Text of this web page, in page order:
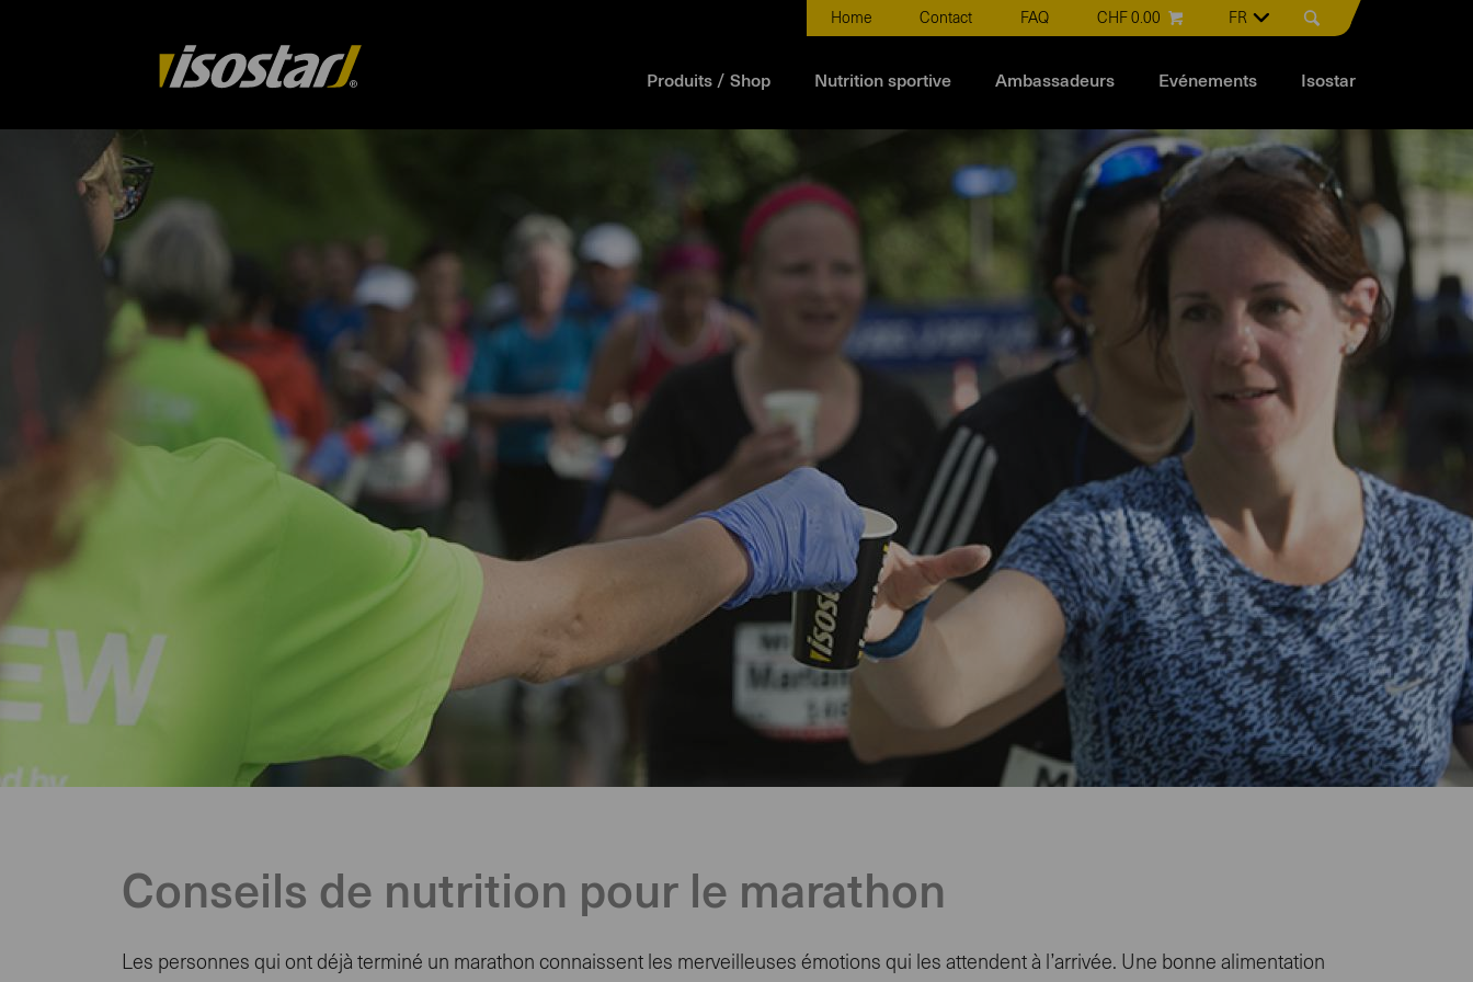
Home Contact FAQ CHF 0.00 FR
Produits / Shop Nutrition sportive Ambassadeurs Evénements Isostar
Conseils
pour
le
Conseils de nutrition pour le marathon
Les personnes qui ont déjà terminé un marathon connaissent les merveilleuses émotions qui les attendent à l’arrivée. Une bonne alimentation